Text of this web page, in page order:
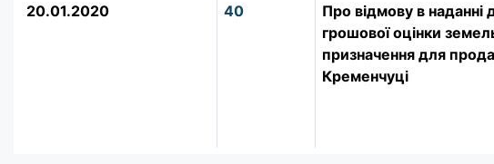
20.01.2020 40
Про відмову в наданні
грошової оцінки
призначення для
Кременчуці